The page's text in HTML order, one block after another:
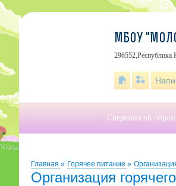
Главная » Горячее питание »
Организация
МБОУ
Сведения об